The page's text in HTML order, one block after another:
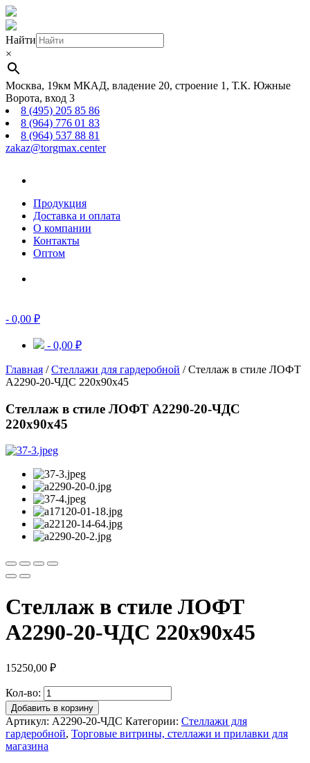
Найти
×
Москва, 19км МКАД, владение 20, строение 1, Т.К. Южные
Ворота, вход 3
8 (495) 205 85 86
8 (964) 776 01 83
8 (964) 537 88 81
zakaz@torgmax.center
Продукция
Доставка и оплата
О компании
Контакты
Оптом
- 0,00 ₽
- 0,00 ₽
Главная /Стеллажи для гардеробной / Стеллаж в стиле ЛОФТ
A2290-20-ЧДС 220х90х45
Стеллаж в стиле ЛОФТ A2290-20-ЧДС
220х90х45
Стеллаж в стиле ЛОФТ
A2290-20-ЧДС 220х90х45
15250,00 ₽
Кол-во:
Добавить в корзину
Артикул: A2290-20-ЧДС Категории: Стеллажи для
гардеробной, Торговые витрины, стеллажи и прилавки для
магазина